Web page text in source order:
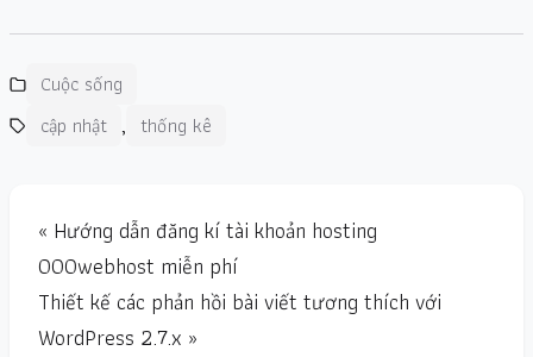
Cuộc sống
cập nhật , thống kê
« Hướng dẫn đăng kí tài khoản hosting
000webhost miễn phí
Thiết kế các phản hồi bài viết tương thích với
WordPress 2.7.x »